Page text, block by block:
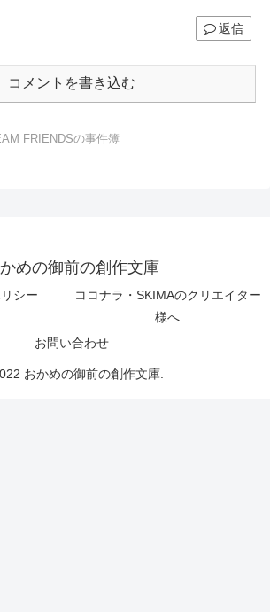
返信
コメントを書き込む
FRIENDSの事件簿
めの御前の創作文庫
シー
ココナラ・SKIMAのクリエイター
様へ
お問い合わせ
おかめの御前の創作文庫.